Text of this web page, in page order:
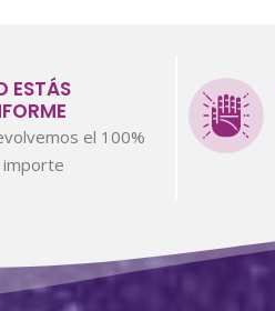
ESTÁS
el 100%